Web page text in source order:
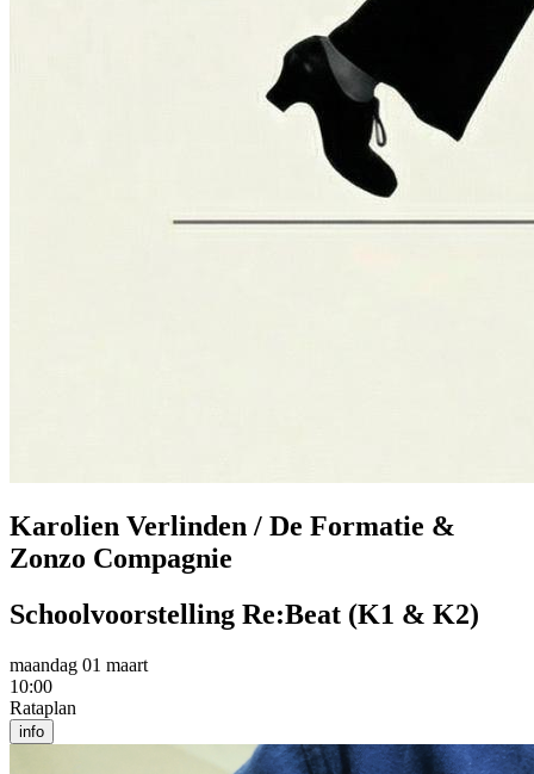
Karolien Verlinden / De Formatie &
Zonzo Compagnie
Schoolvoorstelling Re:Beat (K1 & K2)
maandag 01 maart
10:00
Rataplan
info